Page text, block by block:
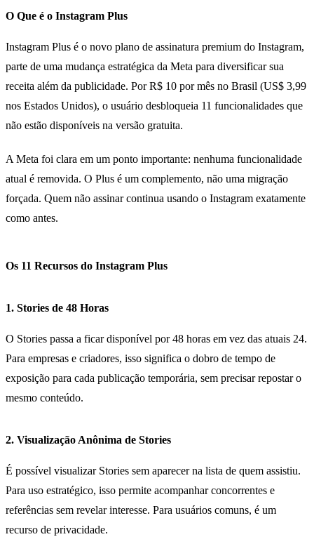
O Que é o Instagram Plus
Instagram Plus é o novo plano de assinatura premium do Instagram,
parte de uma mudança estratégica da Meta para diversificar sua
receita além da publicidade. Por R$ 10 por mês no Brasil (US$ 3,99
nos Estados Unidos), o usuário desbloqueia 11 funcionalidades que
não estão disponíveis na versão gratuita.
A Meta foi clara em um ponto importante: nenhuma funcionalidade
atual é removida. O Plus é um complemento, não uma migração
forçada. Quem não assinar continua usando o Instagram exatamente
como antes.
Os 11 Recursos do Instagram Plus
1. Stories de 48 Horas
O Stories passa a ficar disponível por 48 horas em vez das atuais 24.
Para empresas e criadores, isso significa o dobro de tempo de
exposição para cada publicação temporária, sem precisar repostar o
mesmo conteúdo.
2. Visualização Anônima de Stories
É possível visualizar Stories sem aparecer na lista de quem assistiu.
Para uso estratégico, isso permite acompanhar concorrentes e
referências sem revelar interesse. Para usuários comuns, é um
recurso de privacidade.